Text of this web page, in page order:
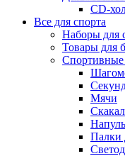
CD-
Все для спорта
Наборы для
Товары для
Спортивные
Мячи
Палки